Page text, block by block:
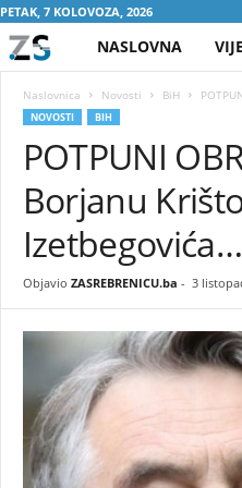
PETAK, 7 KOLOVOZA, 2026
A
S
R
E
B
R
E
N
NASLOVNA
Naslovnica Novosti BiH
NOVOSTI BIH
POTPUNI
Borjanu
Izetbegovića…
Objavio ZASREBRENICU.ba - 3